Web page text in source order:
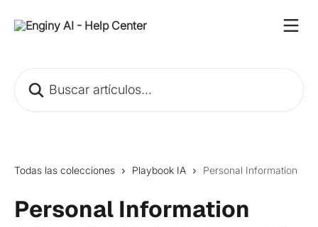
Todas las colecciones Playbook IA Personal Information
Personal Information